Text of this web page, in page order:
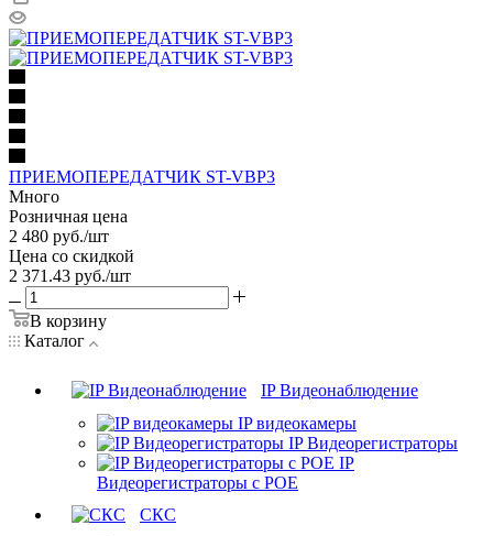
ПРИЕМОПЕРЕДАТЧИК ST-VBP3
Много
Розничная цена
2 480 руб./шт
Цена со скидкой
2 371.43 руб./шт
В корзину
Каталог
IP Видеонаблюдение
IP видеокамеры
IP Видеорегистраторы
IP
Видеорегистраторы с POE
СКС